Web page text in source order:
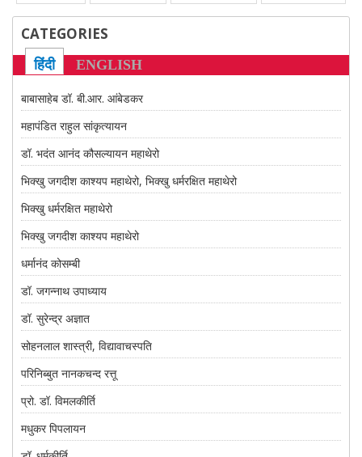
CATEGORIES
हिंदी ENGLISH
बाबासाहेब डॉ. बी.आर. आंबेडकर
महापंडित राहुल सांकृत्यायन
डॉ. भदंत आनंद कौसल्यायन महाथेरो
भिक्खु जगदीश काश्यप महाथेरो, भिक्खु धर्मरक्षित महाथेरो
भिक्खु धर्मरक्षित महाथेरो
भिक्खु जगदीश काश्यप महाथेरो
धर्मानंद कोसम्बी
डॉ. जगन्नाथ उपाध्याय
डॉ. सुरेन्द्र अज्ञात
सोहनलाल शास्त्री, विद्यावाचस्पति
परिनिब्बुत नानकचन्द रत्तू
प्रो. डॉ. विमलकीर्ति
मधुकर पिपलायन